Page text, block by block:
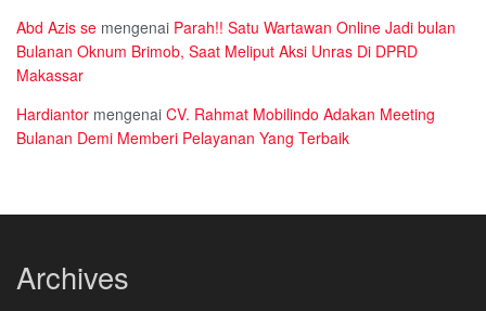
Abd Azis se mengenai Parah!! Satu Wartawan Online Jadi bulan
Bulanan Oknum Brimob, Saat Meliput Aksi Unras Di DPRD
Makassar
Hardiantor mengenai CV. Rahmat Mobilindo Adakan Meeting
Bulanan Demi Memberi Pelayanan Yang Terbaik
Archives